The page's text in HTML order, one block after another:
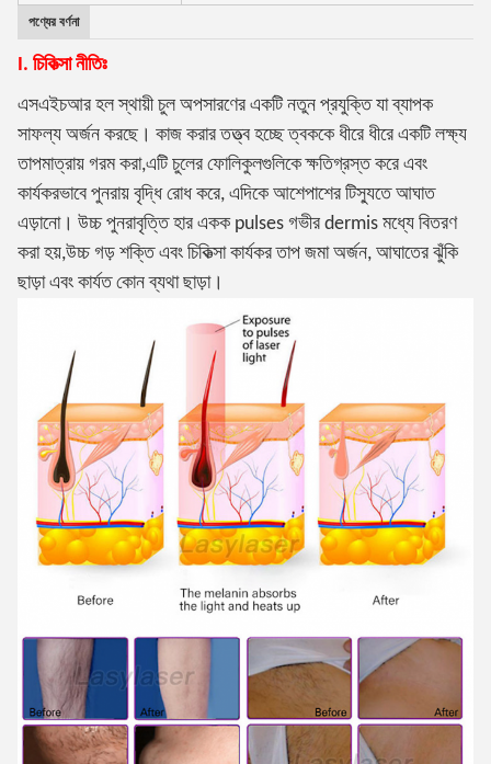
পণ্যের বর্ণনা
I. চিকিত্সা নীতিঃ
এসএইচআর হল স্থায়ী চুল অপসারণের একটি নতুন প্রযুক্তি যা ব্যাপক
সাফল্য অর্জন করছে। কাজ করার তত্ত্ব হচ্ছে ত্বককে ধীরে ধীরে একটি লক্ষ্য
তাপমাত্রায় গরম করা,এটি চুলের ফোলিকুলগুলিকে ক্ষতিগ্রস্ত করে এবং
কার্যকরভাবে পুনরায় বৃদ্ধি রোধ করে, এদিকে আশেপাশের টিস্যুতে আঘাত
এড়ানো। উচ্চ পুনরাবৃত্তি হার একক pulses গভীর dermis মধ্যে বিতরণ
করা হয়,উচ্চ গড় শক্তি এবং চিকিত্সা কার্যকর তাপ জমা অর্জন, আঘাতের ঝুঁকি
ছাড়া এবং কার্যত কোন ব্যথা ছাড়া।